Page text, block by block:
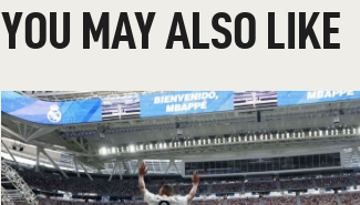
YOU MAY ALSO LIKE